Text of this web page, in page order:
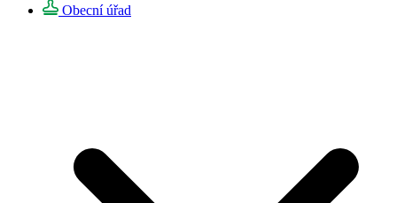
Obecní úřad